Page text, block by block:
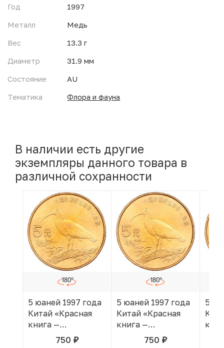
Год
1997
Металл
Медь
Вес
13.3 г
Диаметр
31.9 мм
Состояние
AU
Тематика
Флора и фауна
В наличии есть другие
экземпляры данного товара в
различной сохранности
5 юаней 1997 года
Китай «Красная
книга —
Красноногий
750 руб.
В КОРЗИНЕ
5 юаней 1997 года
Китай «Красная
книга —
Красноногий
750 руб.
В КОРЗИНЕ
5